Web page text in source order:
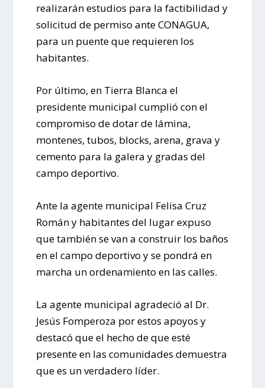
realizarán estudios para la factibilidad y
solicitud de permiso ante CONAGUA,
para un puente que requieren los
habitantes.
Por último, en Tierra Blanca el
presidente municipal cumplió con el
compromiso de dotar de lámina,
montenes, tubos, blocks, arena, grava y
cemento para la galera y gradas del
campo deportivo.
Ante la agente municipal Felisa Cruz
Román y habitantes del lugar expuso
que también se van a construir los baños
en el campo deportivo y se pondrá en
marcha un ordenamiento en las calles.
La agente municipal agradeció al Dr.
Jesús Fomperoza por estos apoyos y
destacó que el hecho de que esté
presente en las comunidades demuestra
que es un verdadero líder.